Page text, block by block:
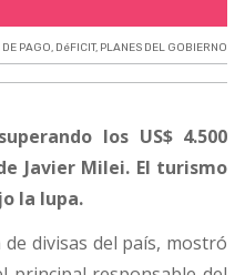
PAGO, DéFICIT, PLANES DEL GOBIERNO
los US$ 4.500
Javier Milei. El turismo
la lupa.
divisas del país, mostró